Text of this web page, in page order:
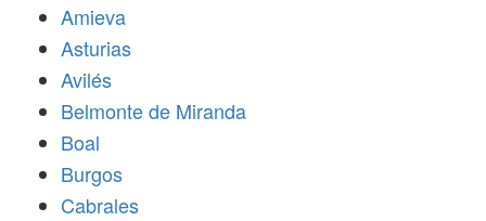
Amieva
Asturias
Avilés
Belmonte de Miranda
Boal
Burgos
Cabrales